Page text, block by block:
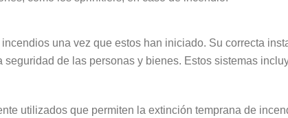
una vez que estos han iniciado. Su correcta
de las personas y bienes. Estos sistemas
utilizados que permiten la extinción temprana de